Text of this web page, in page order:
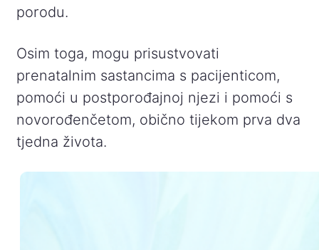
porodu.
Osim toga, mogu prisustvovati
prenatalnim sastancima s pacijenticom,
pomoći u postporođajnoj njezi i pomoći s
novorođenčetom, obično tijekom prva dva
tjedna života.